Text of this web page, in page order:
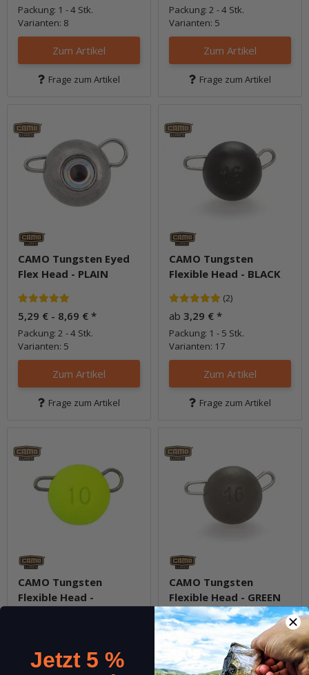
Packung: 1 - 4 Stk.
Varianten: 8
Zum Artikel
Frage zum Artikel
Packung: 2 - 4 Stk.
Varianten: 5
Zum Artikel
Frage zum Artikel
CAMO Tungsten Eyed
Flex Head - PLAIN
5,29 € - 8,69 € *
Packung: 2 - 4 Stk.
Varianten: 5
Zum Artikel
Frage zum Artikel
CAMO Tungsten
Flexible Head - BLACK
(2)
ab 3,29 € *
Packung: 1 - 5 Stk.
Varianten: 17
Zum Artikel
Frage zum Artikel
CAMO Tungsten
Flexible Head -
3,29 €*
Packung: 1 - 5 Stk.
CAMO Tungsten
Flexible Head - GREEN
PUMPKIN
3,29 €*
Packung: 1 - 5 Stk.
Jetzt 5 %